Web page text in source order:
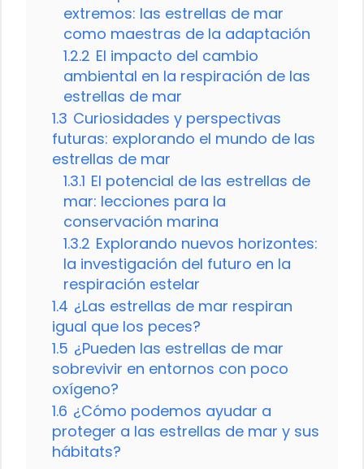
extremos: las estrellas de mar
como maestras de la adaptación
1.2.2 El impacto del cambio
ambiental en la respiración de las
estrellas de mar
1.3 Curiosidades y perspectivas
futuras: explorando el mundo de las
estrellas de mar
1.3.1 El potencial de las estrellas de
mar: lecciones para la
conservación marina
1.3.2 Explorando nuevos horizontes:
la investigación del futuro en la
respiración estelar
1.4 ¿Las estrellas de mar respiran
igual que los peces?
1.5 ¿Pueden las estrellas de mar
sobrevivir en entornos con poco
oxígeno?
1.6 ¿Cómo podemos ayudar a
proteger a las estrellas de mar y sus
hábitats?